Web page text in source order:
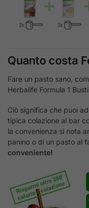
Quanto costa
Fare un pasto sano,
Herbalife Formula 1
Ciò significa che puoi
tipica colazione al bar
la convenienza si nota
panino o di un pasto al
conveniente!